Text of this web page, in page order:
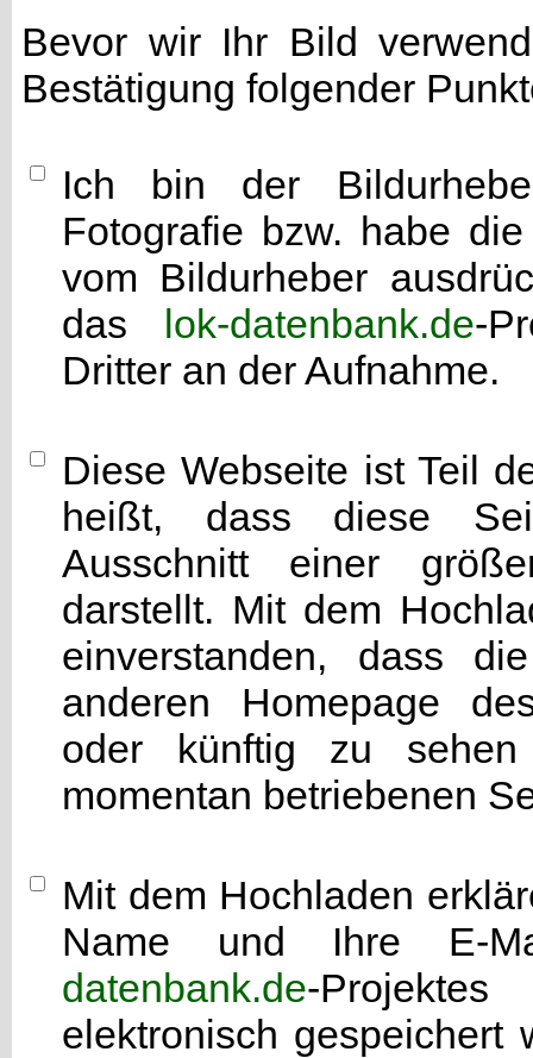
Bevor wir Ihr Bild
Bestätigung folgender
Ich bin der
Fotografie bzw. habe
vom Bildurheber
das lok-datenbank.de-
Dritter an der Aufnahme.
Diese Webseite ist Teil
heißt, dass diese
Ausschnitt einer
darstellt. Mit dem
einverstanden, dass
anderen Homepage
oder künftig zu
momentan betriebenen
Mit dem Hochladen
Name und Ihre E-
datenbank.de-
elektronisch gespeichert